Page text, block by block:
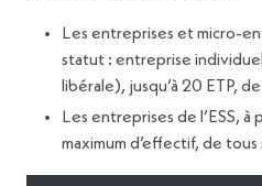
Les entreprises et micro-
statut : entreprise
libérale), jusqu’à 20 ETP,
Les entreprises de l’ESS, à
maximum d’effectif, de tous